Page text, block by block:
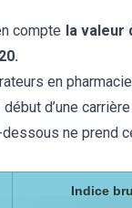
compte la valeur
en
d’une
ne prend
Indice